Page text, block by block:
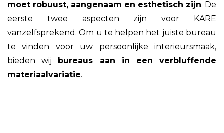
moet robuust, aangenaam en esthetisch zijn. De
eerste twee aspecten zijn voor KARE
vanzelfsprekend. Om u te helpen het juiste bureau
te vinden voor uw persoonlijke interieursmaak,
bieden wij bureaus aan in een verbluffende
materiaalvariatie.